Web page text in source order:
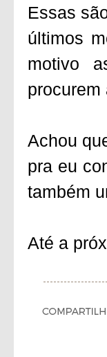
Essas
últimos
motivo
procurem
Achou
pra eu
também
Até a